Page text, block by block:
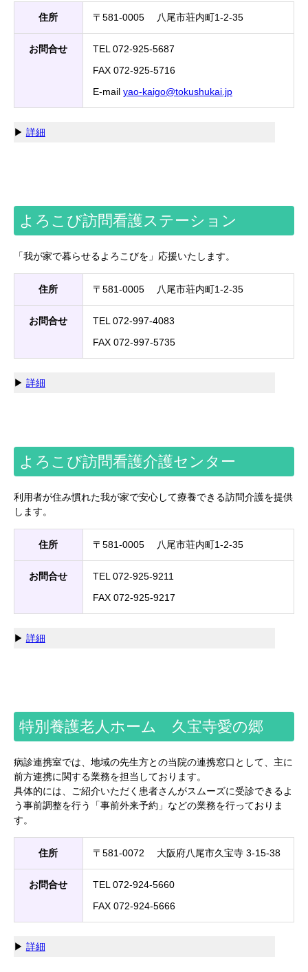
住所 〒581-0005 八尾市荘内町1-2-35
お問合せ
TEL 072-925-5687
FAX 072-925-5716
E-mail yao-kaigo tokushukai.jp
▶ 詳細
よろこび訪問看護ステーション
「我が家で暮らせるよろこびを」応援いたします。
住所 〒581-0005 八尾市荘内町1-2-35
お問合せ
TEL 072-997-4083
FAX 072-997-5735
▶ 詳細
よろこび訪問看護介護センター
利用者が住み慣れた我が家で安心して療養できる訪問介護を提供
します。
住所 〒581-0005 八尾市荘内町1-2-35
お問合せ
TEL 072-925-9211
FAX 072-925-9217
▶ 詳細
特別養護老人ホーム 久宝寺愛の郷
病診連携室では、地域の先生方との当院の連携窓口として、主に
前方連携に関する業務を担当しております。
具体的には、ご紹介いただく患者さんがスムーズに受診できるよ
う事前調整を行う「事前外来予約」などの業務を行っておりま
す。
住所 〒581-0072 大阪府八尾市久宝寺 3-15-38
お問合せ
TEL 072-924-5660
FAX 072-924-5666
▶ 詳細